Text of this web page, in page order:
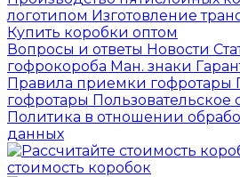
логотипом Изготовление
Купить коробки оптом
Вопросы и ответы Новости
гофрокороба Ман. знаки
Правила приемки гофротары
гофротары Пользовательское
Политика в отношении
данных
стоимость коробок